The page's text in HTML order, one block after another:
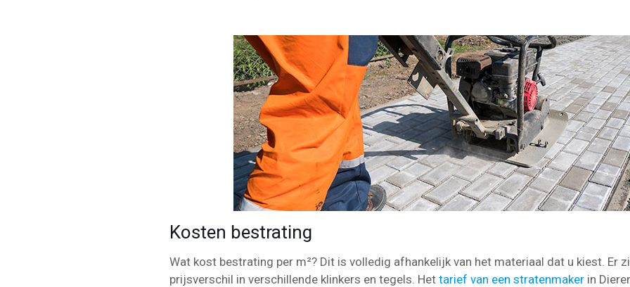
Kosten bestrating
Wat kost bestrating per m²? Dit is volledig afhankelijk van het materiaal dat u kiest. Er
prijsverschil in verschillende klinkers en tegels. Het tarief van een stratenmakerin